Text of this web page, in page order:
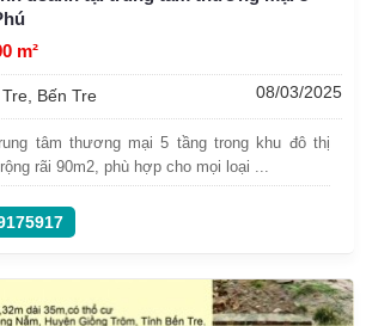
m²
Bến Tre 08/03/2025
tâm thương mại 5 tầng trong khu đô thị
rãi 90m2, phù hợp cho mọi loại ...